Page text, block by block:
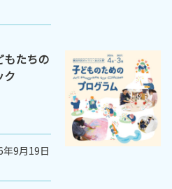
もたちの
ク
9月19日